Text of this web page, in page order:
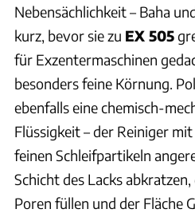
Nebensächlichkeit – Baha
kurz, bevor sie zu EX 505
für Exzentermaschinen
besonders feine Körnung.
ebenfalls eine chemisch-
Flüssigkeit – der Reiniger
feinen Schleifpartikeln
Schicht des Lacks
Poren füllen und der Fläche